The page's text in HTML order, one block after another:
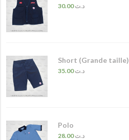
30.00د.ت
Short (Grande taille)
35.00د.ت
Polo
28.00د.ت